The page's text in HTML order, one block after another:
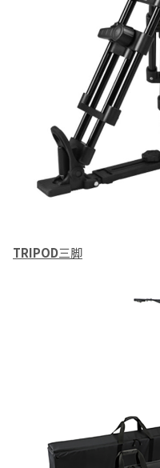
TRIPOD三脚